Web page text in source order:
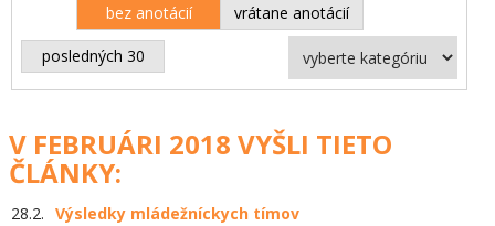
bez anotácií vrátane anotácií
posledných 30
V FEBRUÁRI 2018 VYŠLI TIETO
ČLÁNKY:
28.2. Výsledky mládežníckych tímov